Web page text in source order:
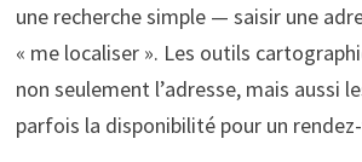
une recherche simple — saisir une
« me localiser ». Les outils
non seulement l’adresse, mais aussi
parfois la disponibilité pour un